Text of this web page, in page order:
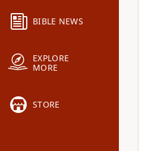
BIBLE NEWS
EXPLORE
MORE
STORE